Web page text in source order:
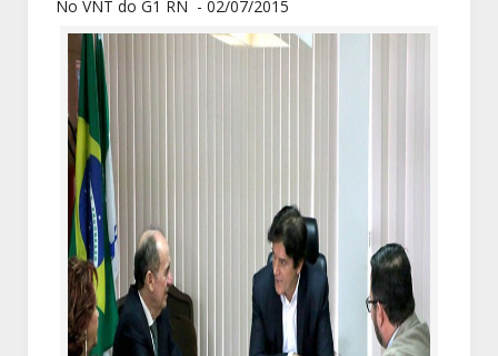
No VNT do G1 RN - 02/07/2015